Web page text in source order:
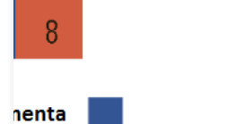
Oto przegląd najbardziej znanych
innymi z czego się składają, jak